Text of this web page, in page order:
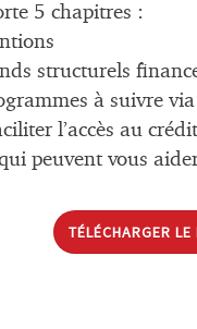
5 chapitres :
structurels
à suivre via
l’accès au crédit
peuvent vous
TÉLÉCHARGER LE